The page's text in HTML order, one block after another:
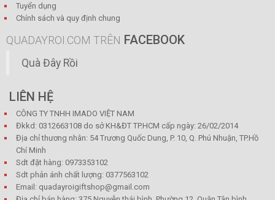
Tuyển dụng
Chính sách và quy định chung
QUADAYROI.COM TRÊN FACEBOOK
Quà Đây Rồi
LIÊN HỆ
CÔNG TY TNHH IMADO VIỆT NAM
Đkkd: 0312663108 do sở KH&ĐT TP.HCM cấp ngày: 26/02/2014
Địa chỉ thương nhân: 54 Trương Quốc Dung, P. 10, Q. Phú Nhuận, TP.Hồ
Chí Minh
Sdt đặt hàng: 0973353102
Sdt phản ánh chất lượng: 0377563102
Email: quadayroigiftshop@gmail.com